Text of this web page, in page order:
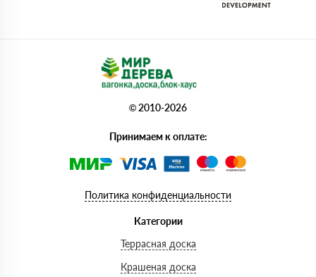
© 2010-2026
Принимаем к оплате:
Политика конфиденциальности
Категории
Террасная доска
Крашеная доска